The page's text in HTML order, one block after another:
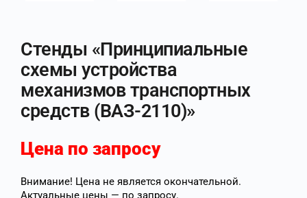
Стенды «Принципиальные
схемы устройства
механизмов транспортных
средств (ВАЗ-2110)»
Цена по запросу
Внимание! Цена не является окончательной.
Актуальные цены — по запросу.